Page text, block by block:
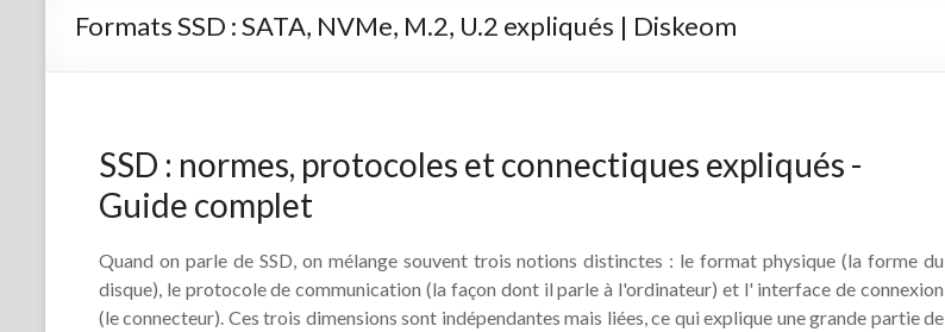
Formats SSD : SATA, NVMe, M.2, U.2 expliqués | Diskeom
SSD : normes, protocoles et connectiques expliqués -
Guide complet
Quand on parle de SSD, on mélange souvent trois notions distinctes : le format physique (la forme du
disque), le protocole de communication (la façon dont il parle à l'ordinateur) et l' interface de connexion
(le connecteur). Ces trois dimensions sont indépendantes mais liées, ce qui explique une grande partie de